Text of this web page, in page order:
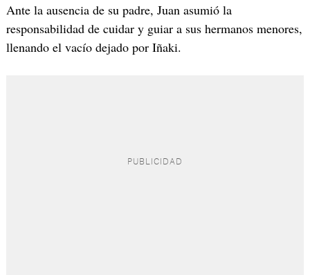
Ante la ausencia de su padre, Juan asumió la
responsabilidad de cuidar y guiar a sus hermanos menores,
llenando el vacío dejado por Iñaki.